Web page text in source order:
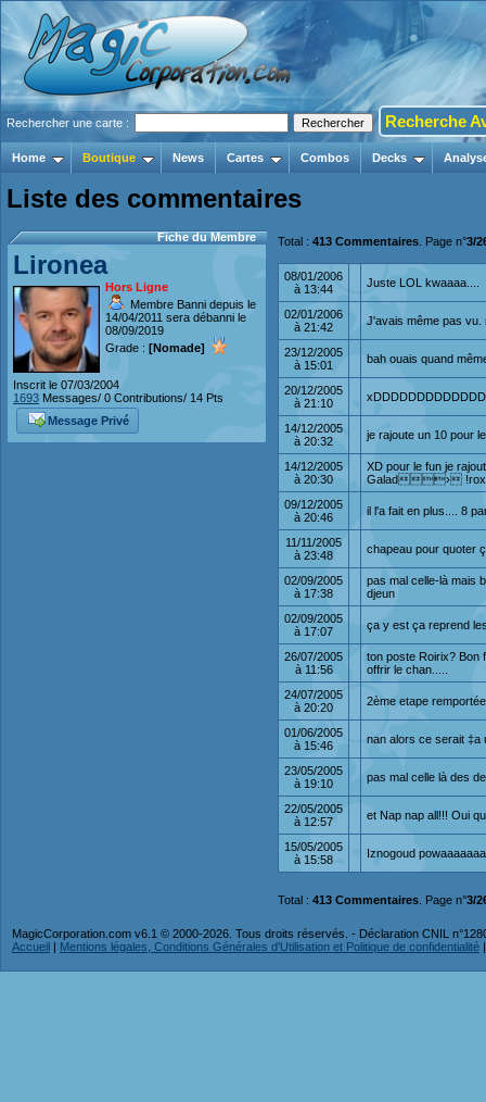
Rechercher une carte : Recherche
Home Boutique News Cartes Combos Decks
Liste des commentaires
Fiche du Membre
Lironea
Hors Ligne
Membre Banni depuis le
14/04/2011 sera débanni le
08/09/2019
Grade : [Nomade]
Inscrit le 07/03/2004
1693 Messages/ 0 Contributions/ 14 Pts
Message Privé
Total : 413 Commentaires . Page n°3/
08/01/2006
à 13:44
Juste LOL kwaaaa....
02/01/2006
à 21:42
J'avais même pas vu.
23/12/2005
à 15:01
bah ouais quand
20/12/2005
à 21:10
14/12/2005
à 20:32
je rajoute un 10 pour
14/12/2005
à 20:30
XD pour le fun je
Galad›
09/12/2005
à 20:46
il l'a fait en plus.... 8
11/11/2005
à 23:48
chapeau pour quoter
02/09/2005
à 17:38
pas mal celle-là mais
djeun
02/09/2005
à 17:07
ça y est ça reprend
26/07/2005
à 11:56
ton poste Roirix? Bon
offrir le chan.....
24/07/2005
à 20:20
2ème etape
01/06/2005
à 15:46
nan alors ce serait ‡a
23/05/2005
à 19:10
pas mal celle là des
22/05/2005
à 12:57
et Nap nap all!!! Oui
15/05/2005
à 15:58
Iznogoud
Total : 413 Commentaires . Page n°3/
MagicCorporation.com v6.1 © 2000-2026. Tous droits réservés. - Déclaration CNIL
Accueil | Mentions légales, Conditions Générales d'Utilisation et Politique de confidentialité